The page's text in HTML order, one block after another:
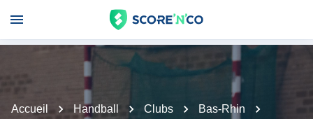
Accueil Handball Clubs
Bas-Rhin